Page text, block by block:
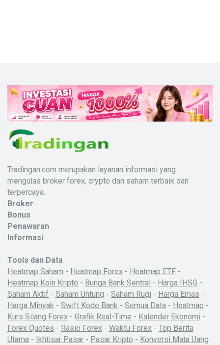
Tradingan.com merupakan layanan informasi yang
mengulas broker forex, crypto dan saham terbaik dan
terpercaya.
Broker
Bonus
Penawaran
Informasi
Tools dan Data
Heatmap Saham - Heatmap Forex - Heatmap ETF -
Heatmap Koin Kripto - Bunga Bank Sentral - Harga IHSG -
Saham Aktif - Saham Untung - Saham Rugi - Harga Emas -
Harga Minyak - Swift Kode Bank - Semua Data - Heatmap -
Kurs Silang Forex - Grafik Real-Time - Kalender Ekonomi -
Forex Quotes - Rasio Forex - Waktu Forex - Top Berita
Utama - Ikhtisar Pasar - Pasar Kripto - Konversi Mata Uang